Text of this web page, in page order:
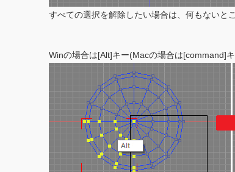
すべての選択を解除したい場合は、何もないと
Winの場合は[Alt]キー(Macの場合は[command]